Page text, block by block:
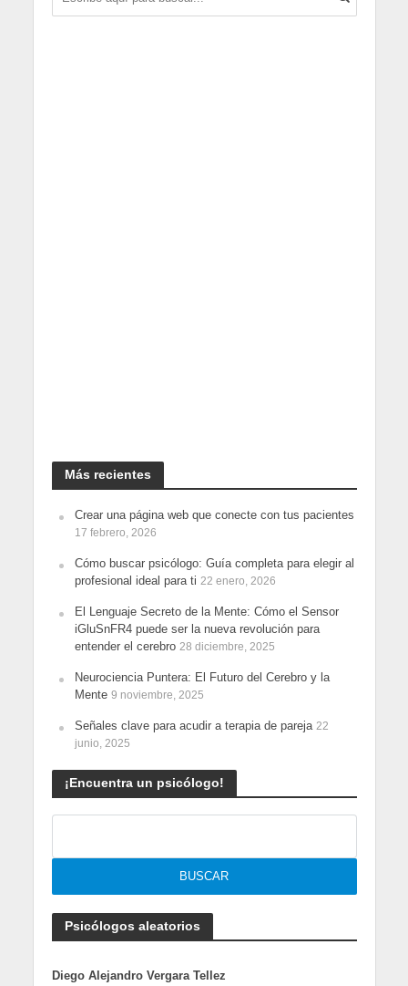
Más recientes
Crear una página web que conecte con tus pacientes
17 febrero, 2026
Cómo buscar psicólogo: Guía completa para elegir al
profesional ideal para ti 22 enero, 2026
El Lenguaje Secreto de la Mente: Cómo el Sensor
iGluSnFR4 puede ser la nueva revolución para
entender el cerebro 28 diciembre, 2025
Neurociencia Puntera: El Futuro del Cerebro y la
Mente 9 noviembre, 2025
Señales clave para acudir a terapia de pareja 22
junio, 2025
¡Encuentra un psicólogo!
Psicólogos aleatorios
Diego Alejandro Vergara Tellez